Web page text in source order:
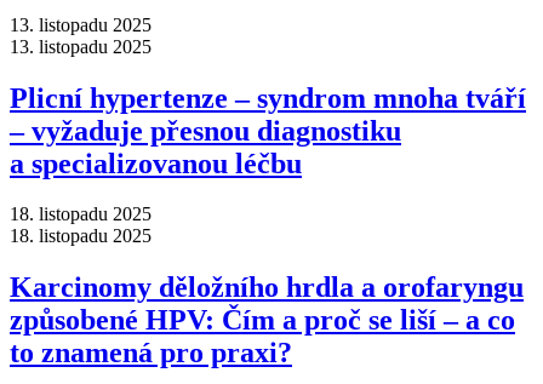
13. listopadu 2025
13. listopadu 2025
Plicní hypertenze –⁠ syndrom mnoha tváří
–⁠ vyžaduje přesnou diagnostiku
a specializovanou léčbu
18. listopadu 2025
18. listopadu 2025
Karcinomy děložního hrdla a orofaryngu
způsobené HPV: Čím a proč se liší –⁠ a co
to znamená pro praxi?